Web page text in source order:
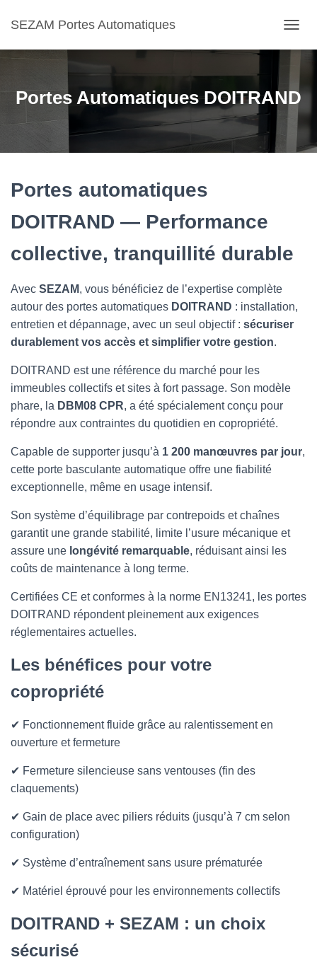
SEZAM Portes Automatiques
U
I
R
A
A
I
Portes Automatiques DOITRAND
Portes automatiques
DOITRAND — Performance
collective, tranquillité durable
Avec SEZAM, vous bénéficiez de l’expertise complète
autour des portes automatiques DOITRAND : installation,
entretien et dépannage, avec un seul objectif : sécuriser
durablement vos accès et simplifier votre gestion.
DOITRAND est une référence du marché pour les
immeubles collectifs et sites à fort passage. Son modèle
phare, la DBM08 CPR, a été spécialement conçu pour
répondre aux contraintes du quotidien en copropriété.
Capable de supporter jusqu’à 1 200 manœuvres par jour,
cette porte basculante automatique offre une fiabilité
exceptionnelle, même en usage intensif.
Son système d’équilibrage par contrepoids et chaînes
garantit une grande stabilité, limite l’usure mécanique et
assure une longévité remarquable, réduisant ainsi les
coûts de maintenance à long terme.
Certifiées CE et conformes à la norme EN13241, les portes
DOITRAND répondent pleinement aux exigences
réglementaires actuelles.
Les bénéfices pour votre
copropriété
✔ Fonctionnement fluide grâce au ralentissement en
ouverture et fermeture
✔ Fermeture silencieuse sans ventouses (fin des
claquements)
✔ Gain de place avec piliers réduits (jusqu’à 7 cm selon
configuration)
✔ Système d’entraînement sans usure prématurée
✔ Matériel éprouvé pour les environnements collectifs
DOITRAND + SEZAM : un choix
sécurisé